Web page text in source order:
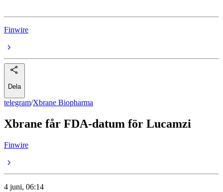
Finwire
Dela
telegram/Xbrane Biopharma
Xbrane får FDA-datum för Lucamzi
Finwire
4 juni, 06:14